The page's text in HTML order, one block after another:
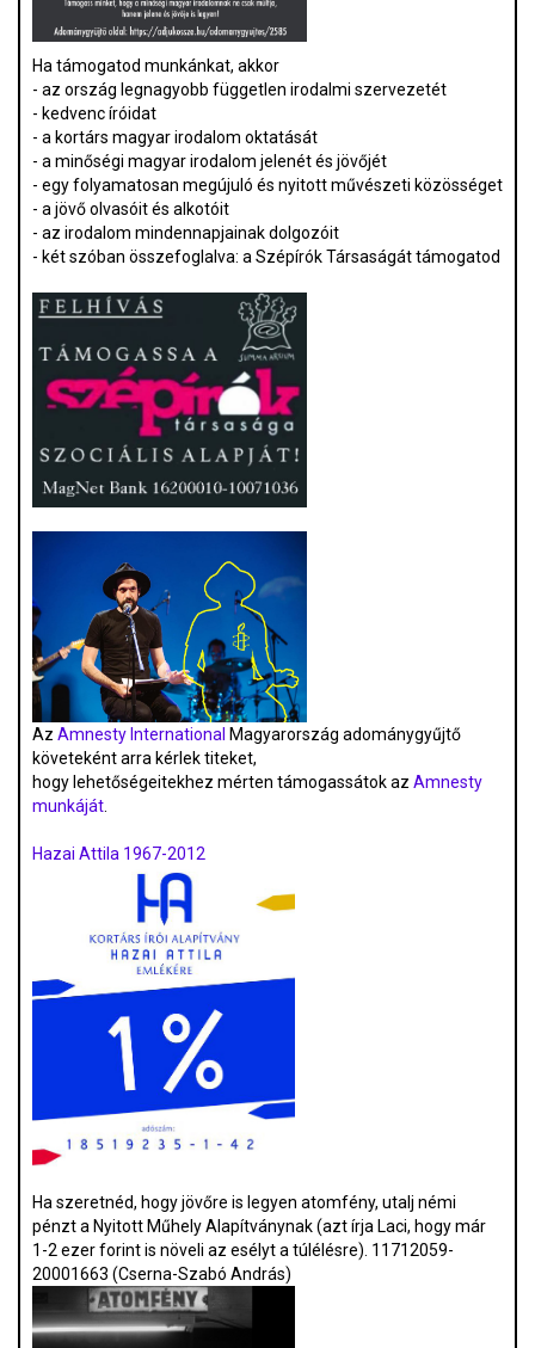
Ha támogatod munkánkat, akkor
- az ország legnagyobb független irodalmi szervezetét
- kedvenc íróidat
- a kortárs magyar irodalom oktatását
- a minőségi magyar irodalom jelenét és jövőjét
- egy folyamatosan megújuló és nyitott művészeti közösséget
- a jövő olvasóit és alkotóit
- az irodalom mindennapjainak dolgozóit
- két szóban összefoglalva: a Szépírók Társaságát támogatod
Az Amnesty International Magyarország adománygyűjtő
követeként arra kérlek titeket,
hogy lehetőségeitekhez mérten támogassátok az Amnesty
munkáját.
Hazai Attila 1967-2012
Ha szeretnéd, hogy jövőre is legyen atomfény, utalj némi
pénzt a Nyitott Műhely Alapítványnak (azt írja Laci, hogy már
1-2 ezer forint is növeli az esélyt a túlélésre). 11712059-
20001663 (Cserna-Szabó András)